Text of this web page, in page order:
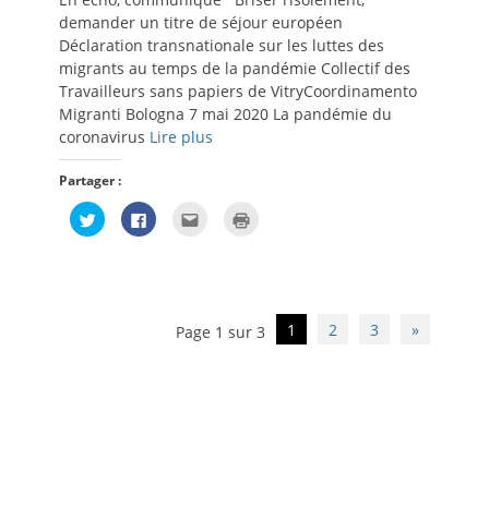
demander un titre de séjour européen
Déclaration transnationale sur les luttes des
migrants au temps de la pandémie Collectif des
Travailleurs sans papiers de VitryCoordinamento
Migranti Bologna 7 mai 2020 La pandémie du
coronavirus Lire plus
Partager :
Cliquez
pour
partager
Cliquez
pour
Cliquez
dans
une
Page 1 sur 3 1 2 3 »